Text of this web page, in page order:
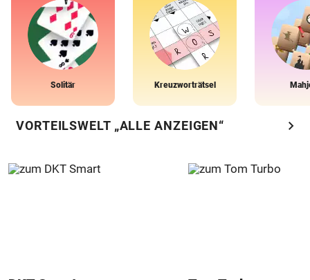
Solitär Kreuzworträtsel
VORTEILSWELT „ALLE ANZEIGEN“ chevron_right